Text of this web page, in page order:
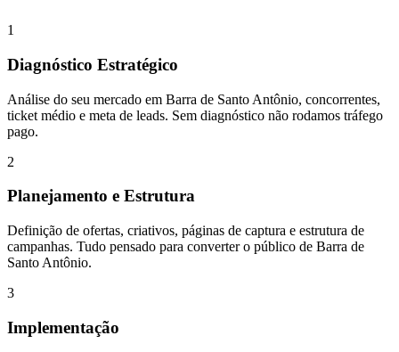
1
Diagnóstico Estratégico
Análise do seu mercado em Barra de Santo Antônio, concorrentes,
ticket médio e meta de leads. Sem diagnóstico não rodamos tráfego
pago.
2
Planejamento e Estrutura
Definição de ofertas, criativos, páginas de captura e estrutura de
campanhas. Tudo pensado para converter o público de Barra de
Santo Antônio.
3
Implementação